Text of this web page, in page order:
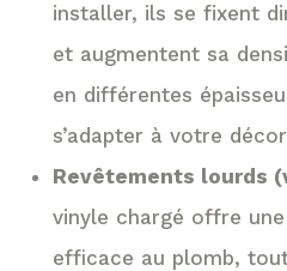
installer, ils se fixent
et augmentent sa
en différentes
s’adapter à votre
Revêtements lourds
vinyle chargé offre
efficace au plomb,